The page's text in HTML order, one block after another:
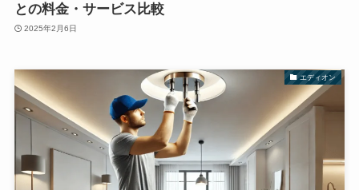
との料金・サービス比較
2025年2月6日
エディオン